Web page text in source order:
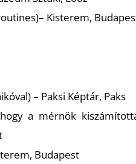
Kisterem,
– Paksi Képtár, Paks
a mérnök
Budapest